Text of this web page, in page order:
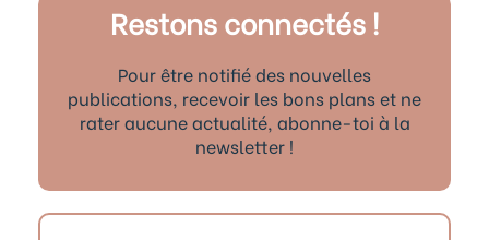
Restons connectés !
Pour être notifié des nouvelles
publications, recevoir les bons plans et ne
rater aucune actualité, abonne-toi à la
newsletter !